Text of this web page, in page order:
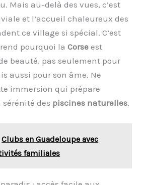
Mais au-delà des vues, c’est
et l’accueil chaleureux des
ce village si spécial. C’est
pourquoi laCorse est
beauté, pas seulement pour
aussi pour son âme. Ne
immersion qui prépare
des piscines naturelles.
Clubs en Guadeloupe avec
familiales